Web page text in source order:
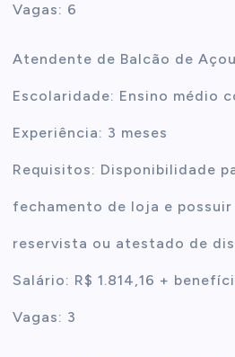
Vagas: 6
Atendente de Balcão de
Escolaridade: Ensino médio
Experiência: 3 meses
Requisitos: Disponibilidade
fechamento de loja e
reservista ou atestado de
Salário: R$ 1.814,16 +
Vagas: 3